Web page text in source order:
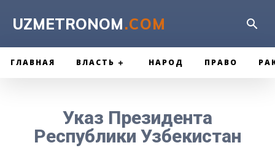
UZMETRONOM.COM
ГЛАВНАЯ ВЛАСТЬ НАРОД ПРАВО
Указ Президента
Республики Узбекистан